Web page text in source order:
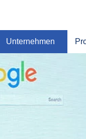
Unternehmen